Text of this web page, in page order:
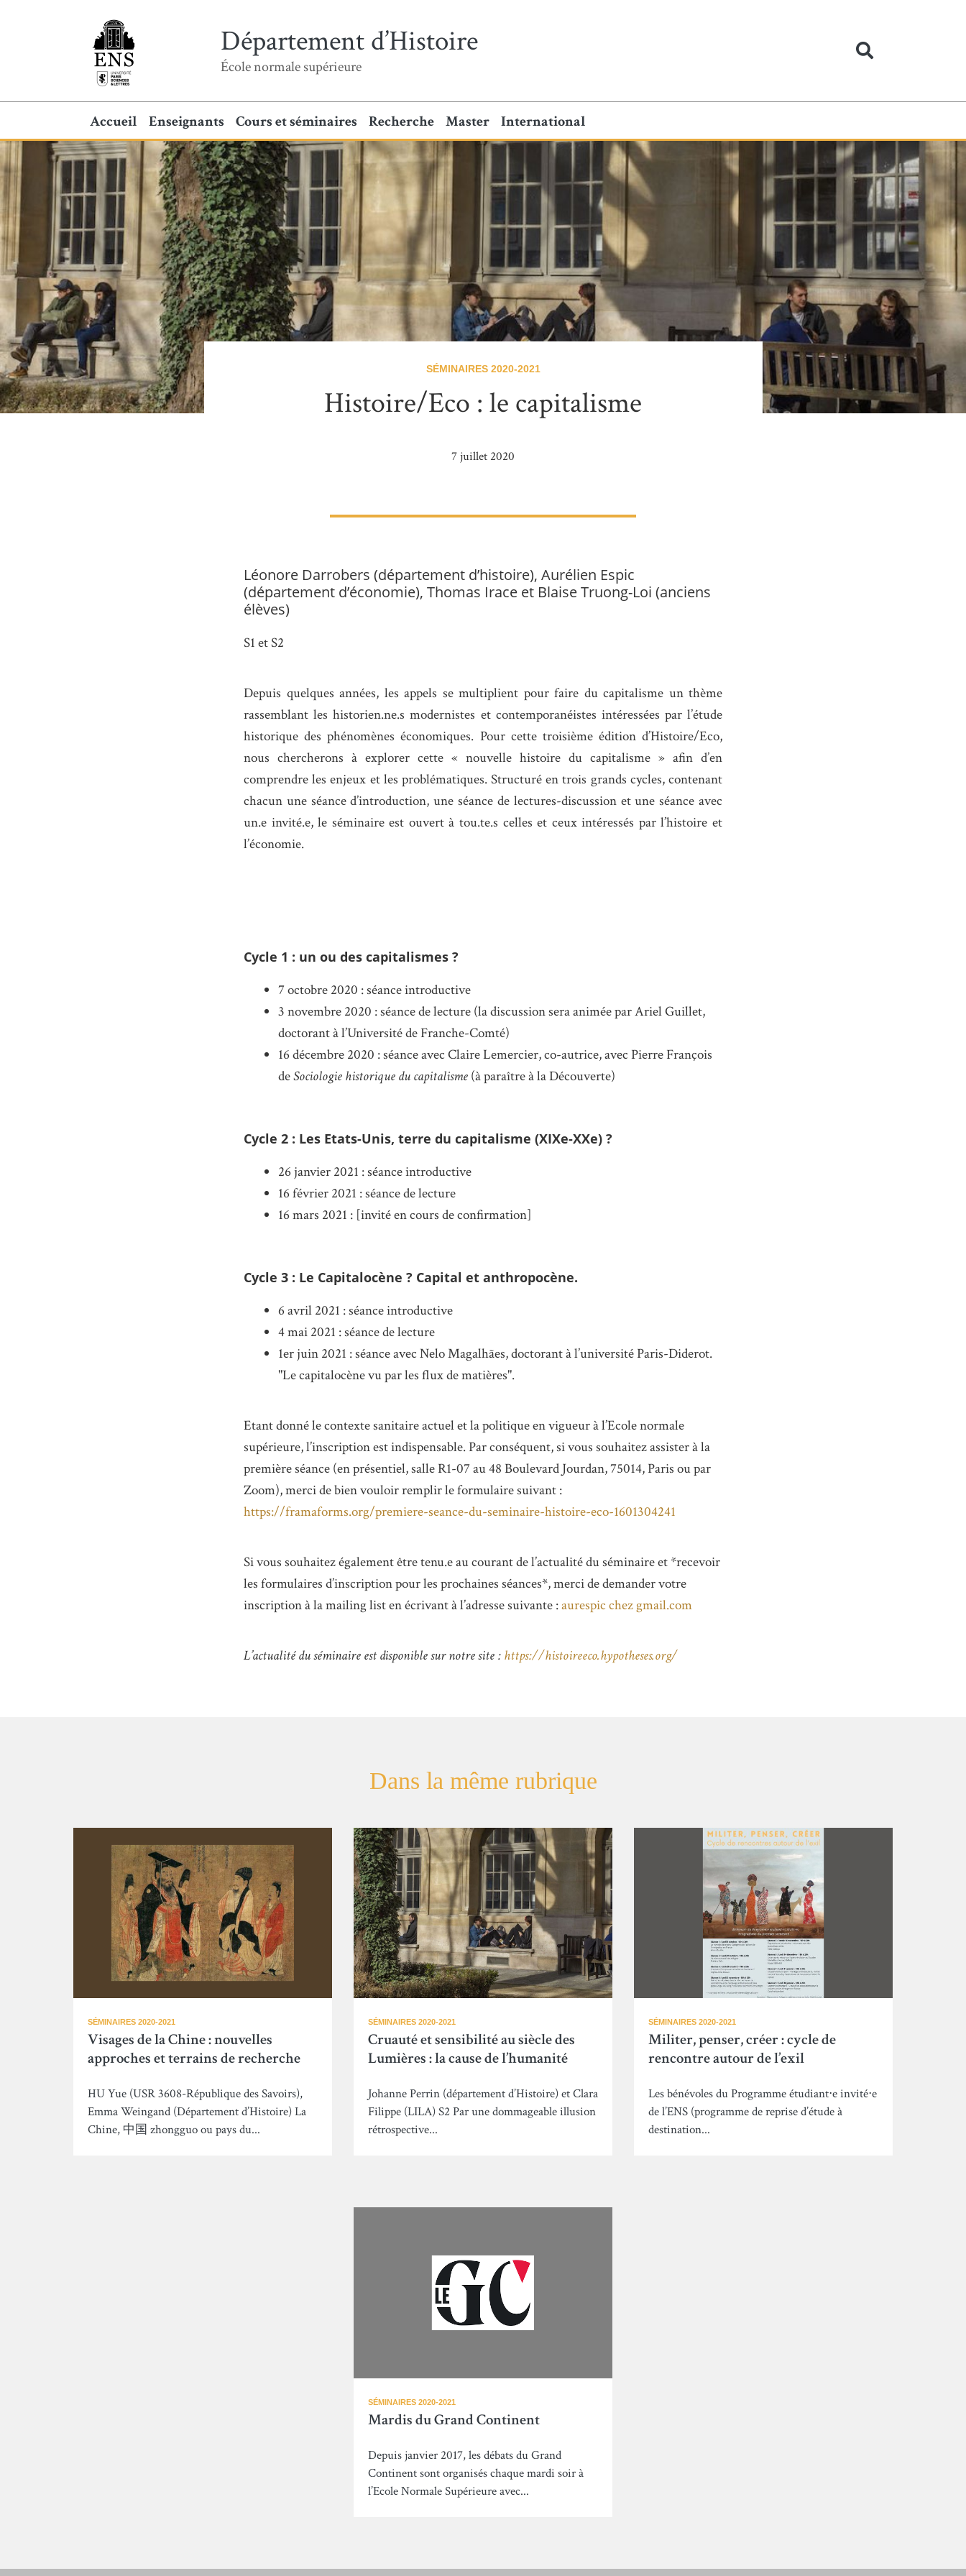
Département d’Histoire
École normale supérieure
Accueil Enseignants Cours et séminaires Recherche Master International
SÉMINAIRES 2020-2021
Histoire/Eco : le capitalisme
7 juillet 2020
Léonore Darrobers (département d’histoire), Aurélien Espic
(département d’économie), Thomas Irace et Blaise Truong-Loi (anciens
élèves)
S1 et S2
Depuis quelques années, les appels se multiplient pour faire du capitalisme un thème
rassemblant les historien.ne.s modernistes et contemporanéistes intéressées par l’étude
historique des phénomènes économiques. Pour cette troisième édition d’Histoire/Eco,
nous chercherons à explorer cette « nouvelle histoire du capitalisme » afin d’en
comprendre les enjeux et les problématiques. Structuré en trois grands cycles, contenant
chacun une séance d’introduction, une séance de lectures-discussion et une séance avec
un.e invité.e, le séminaire est ouvert à tou.te.s celles et ceux intéressés par l’histoire et
l’économie.
Cycle 1 : un ou des capitalismes ?
7 octobre 2020 : séance introductive
3 novembre 2020 : séance de lecture (la discussion sera animée par Ariel Guillet,
doctorant à l’Université de Franche-Comté)
16 décembre 2020 : séance avec Claire Lemercier, co-autrice, avec Pierre François
deSociologie historique du capitalisme (à paraître à la Découverte)
Cycle 2 : Les Etats-Unis, terre du capitalisme (XIXe-XXe) ?
26 janvier 2021 : séance introductive
16 février 2021 : séance de lecture
16 mars 2021 : [invité en cours de confirmation]
Cycle 3 : Le Capitalocène ? Capital et anthropocène.
6 avril 2021 : séance introductive
4 mai 2021 : séance de lecture
1er juin 2021 : séance avec Nelo Magalhães, doctorant à l’université Paris-Diderot.
"Le capitalocène vu par les flux de matières".
Etant donné le contexte sanitaire actuel et la politique en vigueur à l’Ecole normale
supérieure, l’inscription est indispensable. Par conséquent, si vous souhaitez assister à la
première séance (en présentiel, salle R1-07 au 48 Boulevard Jourdan, 75014, Paris ou par
Zoom), merci de bien vouloir remplir le formulaire suivant :
https://framaforms.org/premiere-seance-du-seminaire-histoire-eco-1601304241
Si vous souhaitez également être tenu.e au courant de l’actualité du séminaire et *recevoir
les formulaires d’inscription pour les prochaines séances*, merci de demander votre
inscription à la mailing list en écrivant à l’adresse suivante :aurespic chez gmail.com
L’actualité du séminaire est disponible sur notre site : https://histoireeco.hypotheses.org/
Dans la même rubrique
SÉMINAIRES 2020-2021
Visages de la Chine : nouvelles
approches et terrains de recherche
HU Yue (USR 3608-République des Savoirs),
Emma Weingand (Département d’Histoire) La
Chine, 中国 zhongguo ou pays du...
SÉMINAIRES 2020-2021
Cruauté et sensibilité au siècle des
Lumières : la cause de l’humanité
Johanne Perrin (département d’Histoire) et Clara
Filippe (LILA) S2 Par une dommageable illusion
rétrospective...
SÉMINAIRES 2020-2021
Militer, penser, créer : cycle de
rencontre autour de l’exil
Les bénévoles du Programme étudiant⋅e invité⋅e
de l’ENS (programme de reprise d’étude à
destination...
SÉMINAIRES 2020-2021
Mardis du Grand Continent
Depuis janvier 2017, les débats du Grand
Continent sont organisés chaque mardi soir à
l’Ecole Normale Supérieure avec...